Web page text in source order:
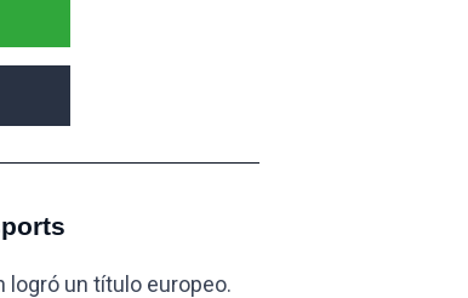
logró un título europeo.